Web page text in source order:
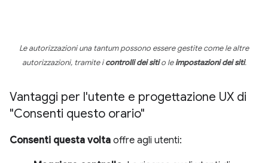
Le autorizzazioni una tantum possono essere gestite come le altre
autorizzazioni, tramite icontrolli dei sitio leimpostazioni dei siti.
Vantaggi per l'utente e progettazione UX di
"Consenti questo orario"
Consenti questa volta offre agli utenti: